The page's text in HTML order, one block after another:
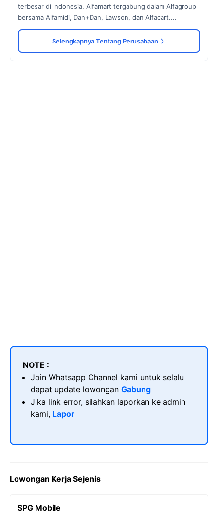
terbesar di Indonesia. Alfamart tergabung dalam Alfagroup
bersama Alfamidi, Dan+Dan, Lawson, dan Alfacart....
Selengkapnya Tentang Perusahaan
NOTE :
Join Whatsapp Channel kami untuk selalu
dapat update lowongan Gabung
Jika link error, silahkan laporkan ke admin
kami, Lapor
Lowongan Kerja Sejenis
SPG Mobile